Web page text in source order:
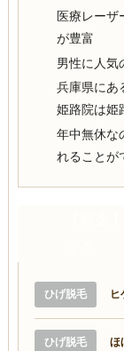
医療レーザ
が豊富
男性に人気
兵庫県にあ
姫路院は姫
年中無休な
れることが
ひげ脱毛
ひげ脱毛 ほ